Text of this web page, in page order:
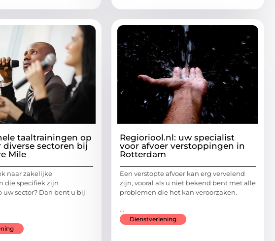
taaltrainingen op
diverse sectoren bij
Mile
naar zakelijke
die specifiek zijn
uw sector? Dan bent u bij
Regioriool.nl: uw specialist
voor afvoer verstoppingen in
Rotterdam
Een verstopte afvoer kan erg vervelend
zijn, vooral als u niet bekend bent met alle
problemen die het kan veroorzaken.
...
Dienstverlening